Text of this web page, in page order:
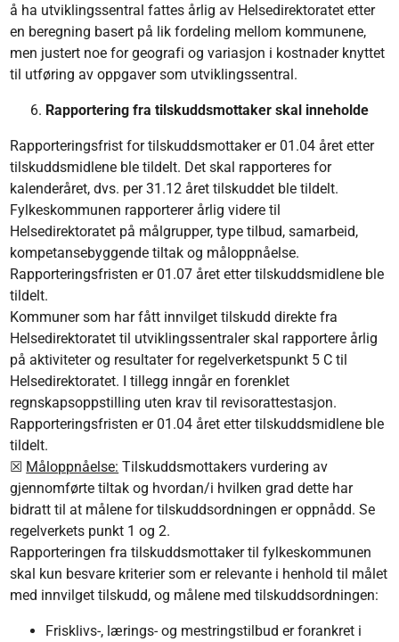
å ha utviklingssentral fattes årlig av Helsedirektoratet etter
en beregning basert på lik fordeling mellom kommunene,
men justert noe for geografi og variasjon i kostnader knyttet
til utføring av oppgaver som utviklingssentral.
Rapportering fra tilskuddsmottaker skal inneholde
Rapporteringsfrist for tilskuddsmottaker er 01.04 året etter
tilskuddsmidlene ble tildelt. Det skal rapporteres for
kalenderåret, dvs. per 31.12 året tilskuddet ble tildelt.
Fylkeskommunen rapporterer årlig videre til
Helsedirektoratet på målgrupper, type tilbud, samarbeid,
kompetansebyggende tiltak og måloppnåelse.
Rapporteringsfristen er 01.07 året etter tilskuddsmidlene ble
tildelt.
Kommuner som har fått innvilget tilskudd direkte fra
Helsedirektoratet til utviklingssentraler skal rapportere årlig
på aktiviteter og resultater for regelverketspunkt 5 C til
Helsedirektoratet. I tillegg inngår en forenklet
regnskapsoppstilling uten krav til revisorattestasjon.
Rapporteringsfristen er 01.04 året etter tilskuddsmidlene ble
tildelt.
☒ Måloppnåelse: Tilskuddsmottakers vurdering av
gjennomførte tiltak og hvordan/i hvilken grad dette har
bidratt til at målene for tilskuddsordningen er oppnådd. Se
regelverkets punkt 1 og 2.
Rapporteringen fra tilskuddsmottaker til fylkeskommunen
skal kun besvare kriterier som er relevante i henhold til målet
med innvilget tilskudd, og målene med tilskuddsordningen:
Frisklivs-, lærings- og mestringstilbud er forankret i